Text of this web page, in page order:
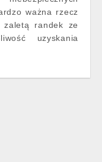
ważna rzecz
zaletą randek ze
uzyskania